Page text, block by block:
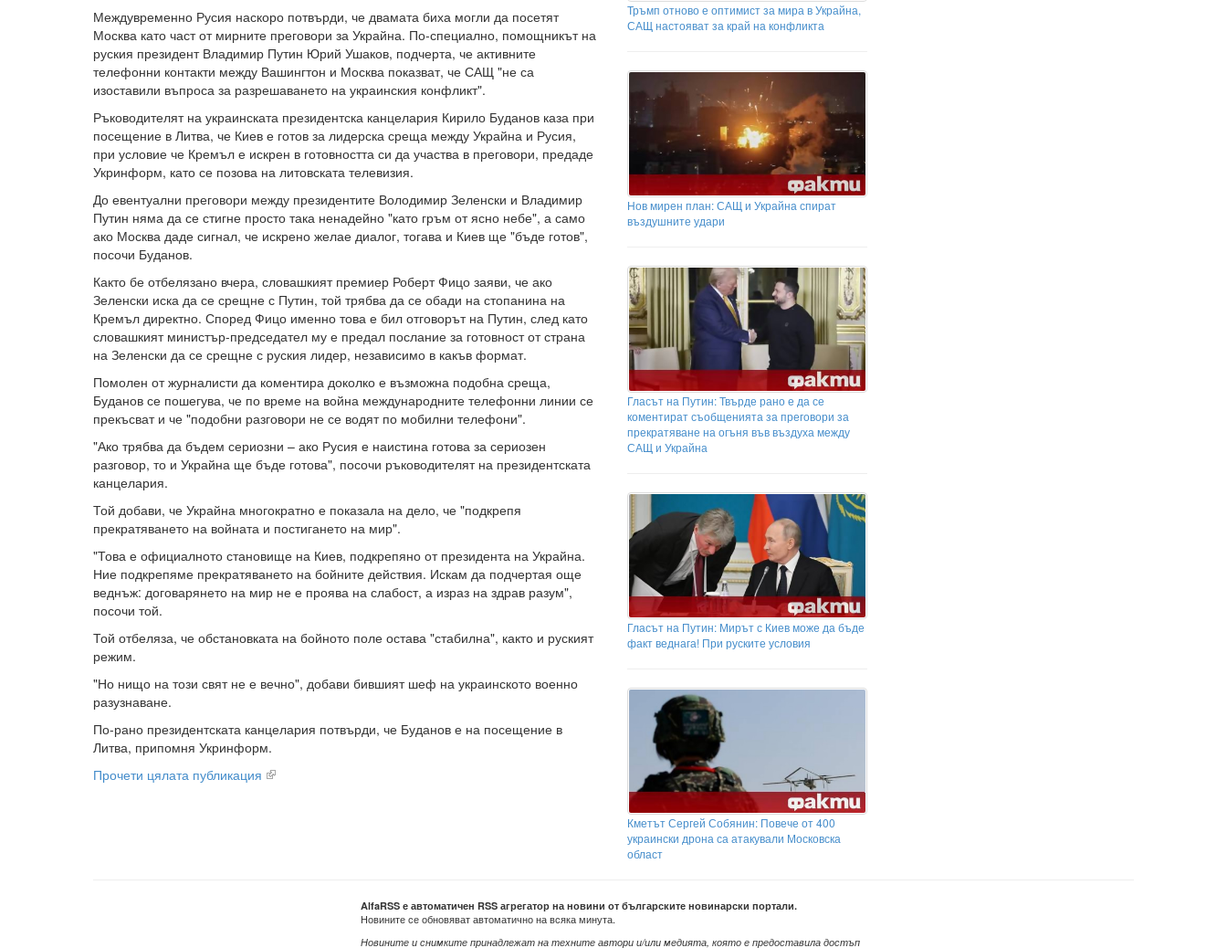
Междувременно Русия наскоро потвърди, че двамата биха могли да посетят
Москва като част от мирните преговори за Украйна. По-специално, помощникът на
руския президент Владимир Путин Юрий Ушаков, подчерта, че активните
телефонни контакти между Вашингтон и Москва показват, че САЩ "не са
изоставили въпроса за разрешаването на украинския конфликт".
Ръководителят на украинската президентска канцелария Кирило Буданов каза при
посещение в Литва, че Киев е готов за лидерска среща между Украйна и Русия,
при условие че Кремъл е искрен в готовността си да участва в преговори, предаде
Укринформ, като се позова на литовската телевизия.
До евентуални преговори между президентите Володимир Зеленски и Владимир
Путин няма да се стигне просто така ненадейно "като гръм от ясно небе", а само
ако Москва даде сигнал, че искрено желае диалог, тогава и Киев ще "бъде готов",
посочи Буданов.
Както бе отбелязано вчера, словашкият премиер Роберт Фицо заяви, че ако
Зеленски иска да се срещне с Путин, той трябва да се обади на стопанина на
Кремъл директно. Според Фицо именно това е бил отговорът на Путин, след като
словашкият министър-председател му е предал послание за готовност от страна
на Зеленски да се срещне с руския лидер, независимо в какъв формат.
Помолен от журналисти да коментира доколко е възможна подобна среща,
Буданов се пошегува, че по време на война международните телефонни линии се
прекъсват и че "подобни разговори не се водят по мобилни телефони".
"Ако трябва да бъдем сериозни – ако Русия е наистина готова за сериозен
разговор, то и Украйна ще бъде готова", посочи ръководителят на президентската
канцелария.
Той добави, че Украйна многократно е показала на дело, че "подкрепя
прекратяването на войната и постигането на мир".
"Това е официалното становище на Киев, подкрепяно от президента на Украйна.
Ние подкрепяме прекратяването на бойните действия. Искам да подчертая още
веднъж: договарянето на мир не е проява на слабост, а израз на здрав разум",
посочи той.
Той отбеляза, че обстановката на бойното поле остава "стабилна", както и руският
режим.
"Но нищо на този свят не е вечно", добави бившият шеф на украинското военно
разузнаване.
По-рано президентската канцелария потвърди, че Буданов е на посещение в
Литва, припомня Укринформ.
Прочети цялата публикация
Тръмп отново е оптимист за мира в Украйна,
САЩ настояват за край на конфликта
Нов мирен план: САЩ и Украйна спират
въздушните удари
Гласът на Путин: Твърде рано е да се
коментират съобщенията за преговори за
прекратяване на огъня във въздуха между
САЩ и Украйна
Гласът на Путин: Мирът с Киев може да бъде
факт веднага! При руските условия
Кметът Сергей Собянин: Повече от 400
украински дрона са атакували Московска
област
AlfaRSS е автоматичен RSS агрегатор на новини от българските новинарски портали.
Новините се обновяват автоматично на всяка минута.
Новините и снимките принадлежат на техните автори и/или медията, която е предоставила достъп